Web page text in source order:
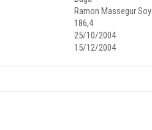
Ramon Massegur Soy
186,4
25/10/2004
15/12/2004